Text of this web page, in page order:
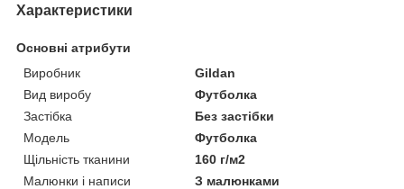
Характеристики
Основні атрибути
Виробник
Gildan
Вид виробу
Футболка
Застібка
Без застібки
Модель
Футболка
Щільність тканини
160 г/м2
Малюнки і написи
З малюнками